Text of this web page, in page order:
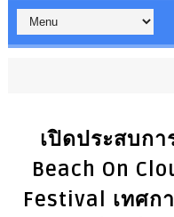
เปิดประสบก
Beach On
Festival เทศก